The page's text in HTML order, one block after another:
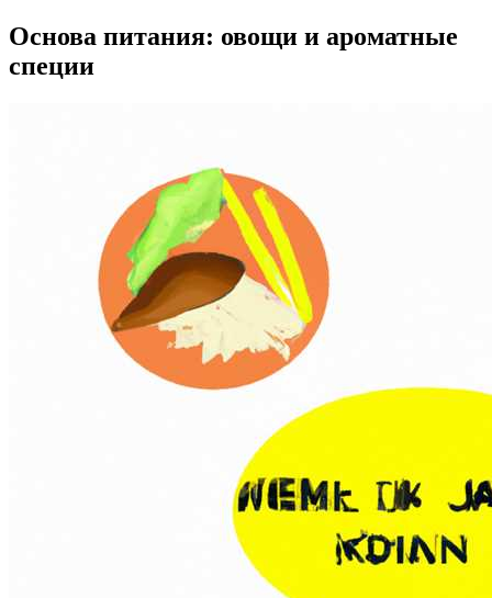
Основа питания: овощи и ароматные
специи